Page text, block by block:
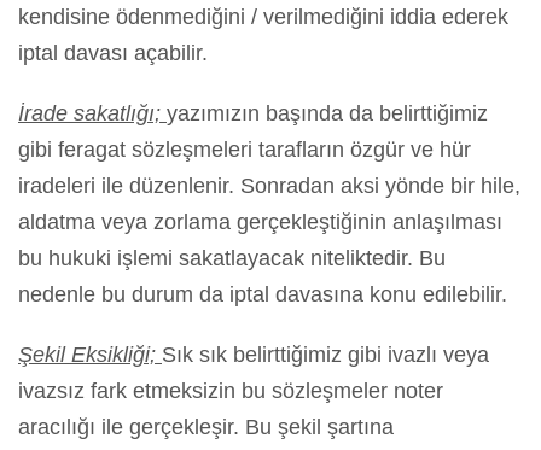
kendisine ödenmediğini / verilmediğini iddia ederek
iptal davası açabilir.
İrade sakatlığı; yazımızın başında da belirttiğimiz
gibi feragat sözleşmeleri tarafların özgür ve hür
iradeleri ile düzenlenir. Sonradan aksi yönde bir hile,
aldatma veya zorlama gerçekleştiğinin anlaşılması
bu hukuki işlemi sakatlayacak niteliktedir. Bu
nedenle bu durum da iptal davasına konu edilebilir.
Şekil Eksikliği; Sık sık belirttiğimiz gibi ivazlı veya
ivazsız fark etmeksizin bu sözleşmeler noter
aracılığı ile gerçekleşir. Bu şekil şartına